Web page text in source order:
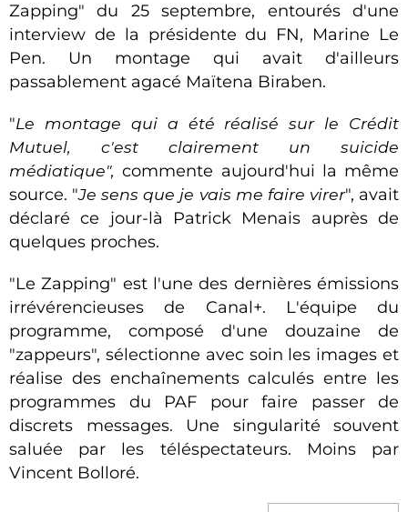
Zapping" du 25 septembre, entourés d'une
interview de la présidente du FN, Marine Le
Pen. Un montage qui avait d'ailleurs
passablement agacé Maïtena Biraben.
"Le montage qui a été réalisé sur le Crédit
Mutuel, c'est clairement un suicide
médiatique",commente aujourd'hui la même
source. "Je sens que je vais me faire virer", avait
déclaré ce jour-là Patrick Menais auprès de
quelques proches.
"Le Zapping" est l'une des dernières émissions
irrévérencieuses de Canal+. L'équipe du
programme, composé d'une douzaine de
"zappeurs", sélectionne avec soin les images et
réalise des enchaînements calculés entre les
programmes du PAF pour faire passer de
discrets messages. Une singularité souvent
saluée par les téléspectateurs. Moins par
Vincent Bolloré.